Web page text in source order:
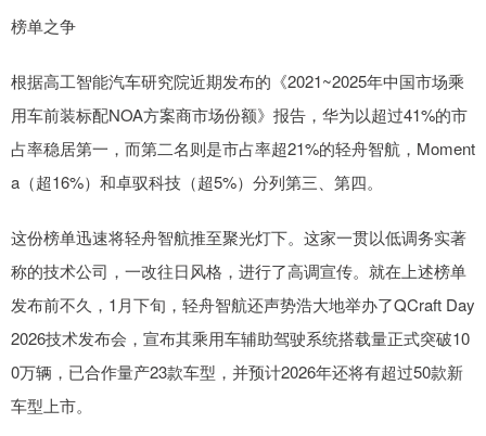
榜单之争
根据高工智能汽车研究院近期发布的《2021~2025年中国市场乘
用车前装标配NOA方案商市场份额》报告，华为以超过41%的市
占率稳居第一，而第二名则是市占率超21%的轻舟智航，Moment
a（超16%）和卓驭科技（超5%）分列第三、第四。
这份榜单迅速将轻舟智航推至聚光灯下。这家一贯以低调务实著
称的技术公司，一改往日风格，进行了高调宣传。就在上述榜单
发布前不久，1月下旬，轻舟智航还声势浩大地举办了QCraft Day
2026技术发布会，宣布其乘用车辅助驾驶系统搭载量正式突破10
0万辆，已合作量产23款车型，并预计2026年还将有超过50款新
车型上市。